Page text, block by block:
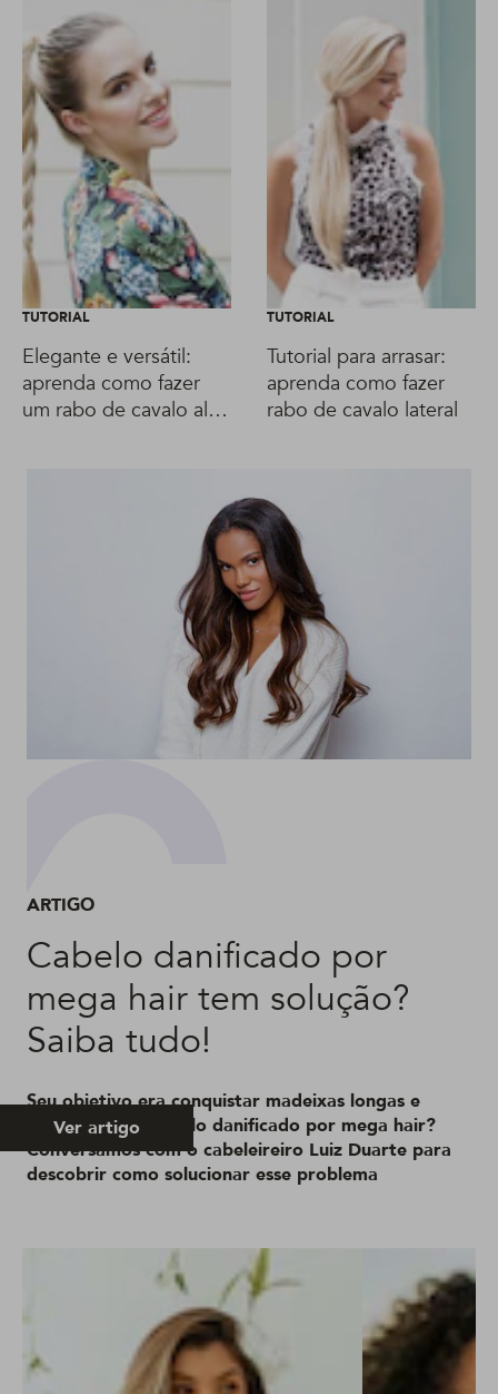
TUTORIAL
Elegante e versátil:
aprenda como fazer
um rabo de cavalo alto
TUTORIAL
Tutorial para arrasar:
aprenda como fazer
rabo de cavalo lateral
ARTIGO
Cabelo danificado por
mega hair tem solução?
Saiba tudo!
Seu objetivo era conquistar madeixas longas e
acabou com o cabelo danificado por mega hair?
Conversamos com o cabeleireiro Luiz Duarte para
descobrir como solucionar esse problema
Ver artigo